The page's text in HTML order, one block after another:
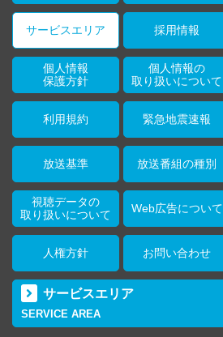
サービスエリア 採用情報
個人情報
保護方針
個人情報の
取り扱いについて
利用規約 緊急地震速報
放送基準 放送番組の種別
視聴データの
取り扱いについて
Web広告について
人権方針 お問い合わせ
サービスエリア
SERVICE AREA